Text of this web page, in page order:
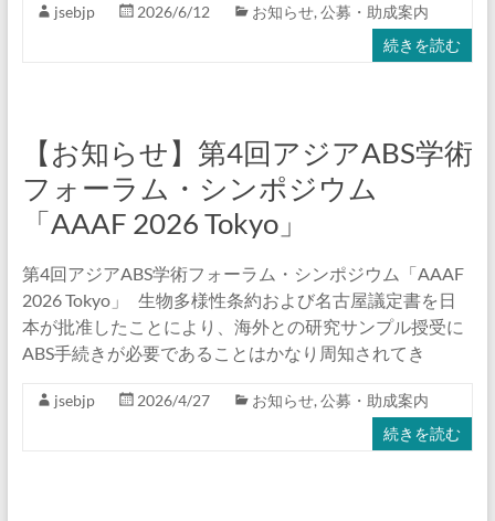
jsebjp 2026/6/12 お知らせ, 公募・助成案内
続きを読む
【お知らせ】第4回アジアABS学術
フォーラム・シンポジウム
「AAAF 2026 Tokyo」
第4回アジアABS学術フォーラム・シンポジウム「AAAF
2026 Tokyo」 生物多様性条約および名古屋議定書を日
本が批准したことにより、海外との研究サンプル授受に
ABS手続きが必要であることはかなり周知されてき
jsebjp 2026/4/27 お知らせ, 公募・助成案内
続きを読む